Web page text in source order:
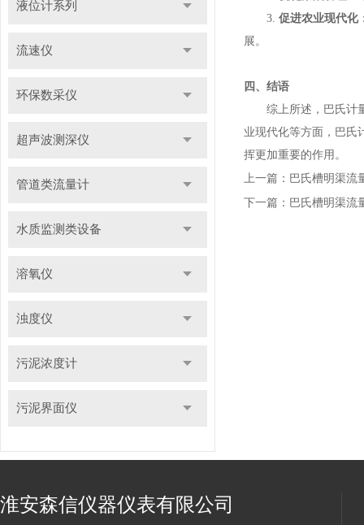
液位计系列
流速仪
环保数采仪
超声波测深仪
管道类流量计
水质监测类设备
溶氧仪
浊度仪
污泥浓度计
污泥界面仪
3. 促进农业现代化
展。
四、结语
综上所述，巴氏计量
业现代化等方面，巴氏
挥更加重要的作用。
上一篇： 巴氏槽明渠流
下一篇： 巴氏槽明渠流
淮安森信仪器仪表有限公司